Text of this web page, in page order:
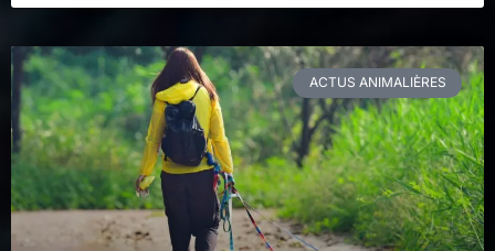
ACTUS ANIMALIÈRES